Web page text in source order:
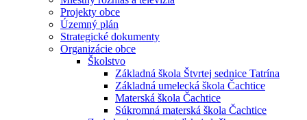
Projekty obce
Územný plán
Strategické dokumenty
Organizácie obce
Školstvo
Základná škola Štvrtej sednice Tatrína
Základná umelecká škola Čachtice
Materská škola Čachtice
Súkromná materská škola Čachtice